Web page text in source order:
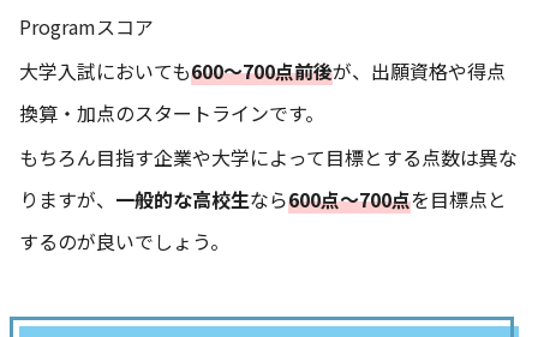
Programスコア
大学入試においても600～700点前後が、出願資格や得点
換算・加点のスタートラインです。
もちろん目指す企業や大学によって目標とする点数は異な
りますが、 一般的な高校生なら600点～700点を目標点と
するのが良いでしょう。